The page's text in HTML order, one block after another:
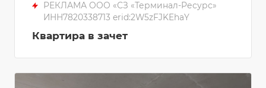
РЕКЛАМА ООО «СЗ «Терминал-Ресурс»
ИНН7820338713 erid:2W5zFJKEhaY
Квартира в зачет